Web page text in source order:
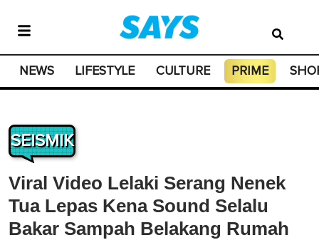
NEWS LIFESTYLE CULTURE PRIME
SEISMIK
Viral Video Lelaki Serang Nenek
Tua Lepas Kena Sound Selalu
Bakar Sampah Belakang Rumah